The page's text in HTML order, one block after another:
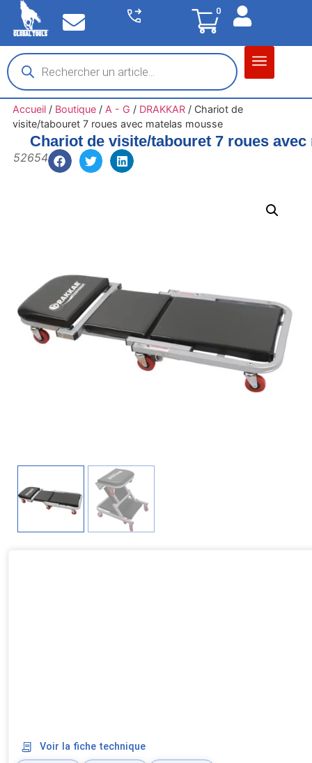
0
Accueil/ Boutique/ A - G / DRAKKAR/ Chariot de
visite/tabouret 7 roues avec matelas mousse
Chariot de visite/tabouret 7 roues
52654
Voir la fiche technique